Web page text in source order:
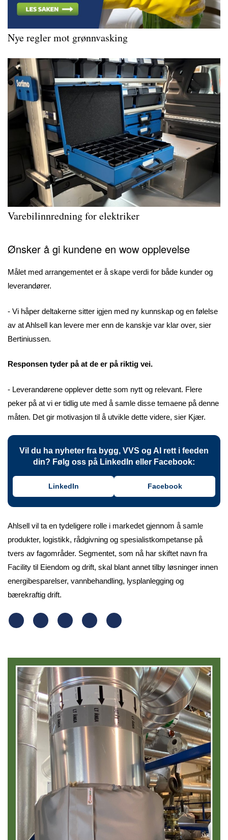
Nye regler mot grønnvasking
Varebilinnredning for elektriker
Ønsker å gi kundene en wow opplevelse
Målet med arrangementet er å skape verdi for både kunder og
leverandører.
- Vi håper deltakerne sitter igjen med ny kunnskap og en følelse
av at Ahlsell kan levere mer enn de kanskje var klar over, sier
Bertiniussen.
Responsen tyder på at de er på riktig vei.
- Leverandørene opplever dette som nytt og relevant. Flere
peker på at vi er tidlig ute med å samle disse temaene på denne
måten. Det gir motivasjon til å utvikle dette videre, sier Kjær.
Vil du ha nyheter fra bygg, VVS og AI rett i feeden
din? Følg oss på LinkedIn eller Facebook:
LinkedIn Facebook
Ahlsell vil ta en tydeligere rolle i markedet gjennom å samle
produkter, logistikk, rådgivning og spesialistkompetanse på
tvers av fagområder. Segmentet, som nå har skiftet navn fra
Facility til Eiendom og drift, skal blant annet tilby løsninger innen
energibesparelser, vannbehandling, lysplanlegging og
bærekraftig drift.